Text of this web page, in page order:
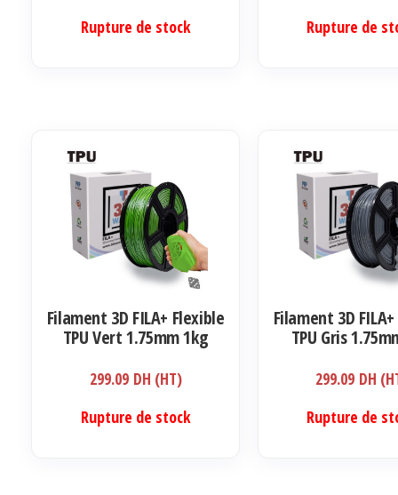
Rupture de stock
Rupture de
Filament 3D FILA+ Flexible
TPU Vert 1.75mm 1kg
299.09 DH (HT)
Rupture de stock
Filament 3D
TPU Gris
299.09 DH
Rupture de